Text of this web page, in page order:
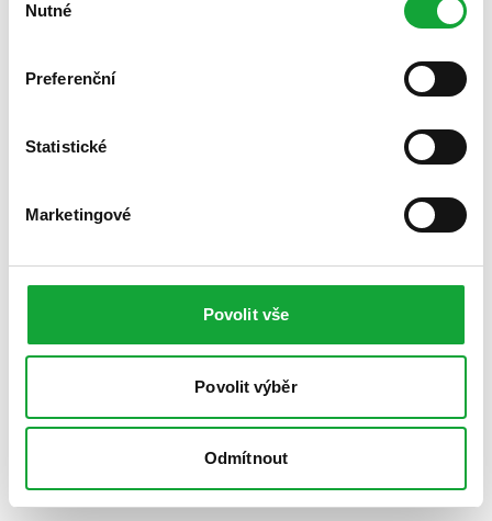
souhlasu
Nutné
Preferenční
Statistické
Marketingové
Povolit vše
Povolit výběr
Odmítnout